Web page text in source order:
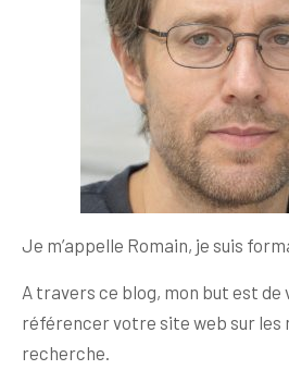
Je m’appelle Romain, je suis
A travers ce blog, mon but est de
référencer votre site web sur les
recherche.